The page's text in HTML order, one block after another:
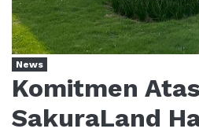
News
Komitmen
SakuraLand